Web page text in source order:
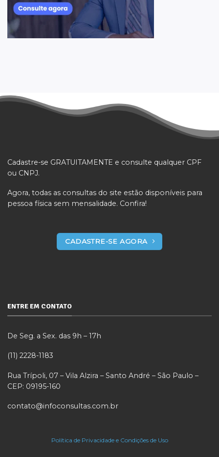
Cadastre-se GRATUITAMENTE e consulte qualquer CPF
ou CNPJ.
Agora, todas as consultas do site estão disponíveis para
pessoa física sem mensalidade. Confira!
CADASTRE-SE AGORA
ENTRE EM CONTATO
De Seg. a Sex. das 9h – 17h
(11) 2228-1183
Rua Trípoli, 07 – Vila Alzira – Santo André – São Paulo –
CEP: 09195-160
contato@infoconsultas.com.br
Política de Privacidade e Condições de Uso